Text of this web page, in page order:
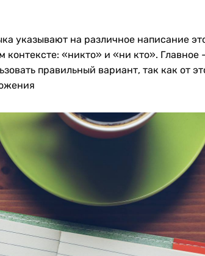
указывают на различное написание
контексте: «никто» и «ни кто». Главное
правильный вариант, так как от